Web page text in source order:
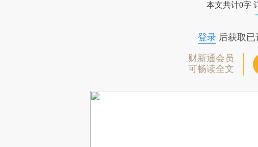
本文共计0字
登录后获取已
财新通会员
可畅读全文